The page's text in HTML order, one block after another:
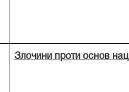
Злочини проти основ